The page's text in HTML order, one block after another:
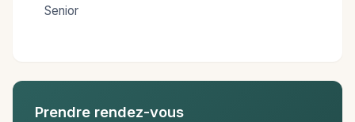
Senior
Prendre rendez-vous